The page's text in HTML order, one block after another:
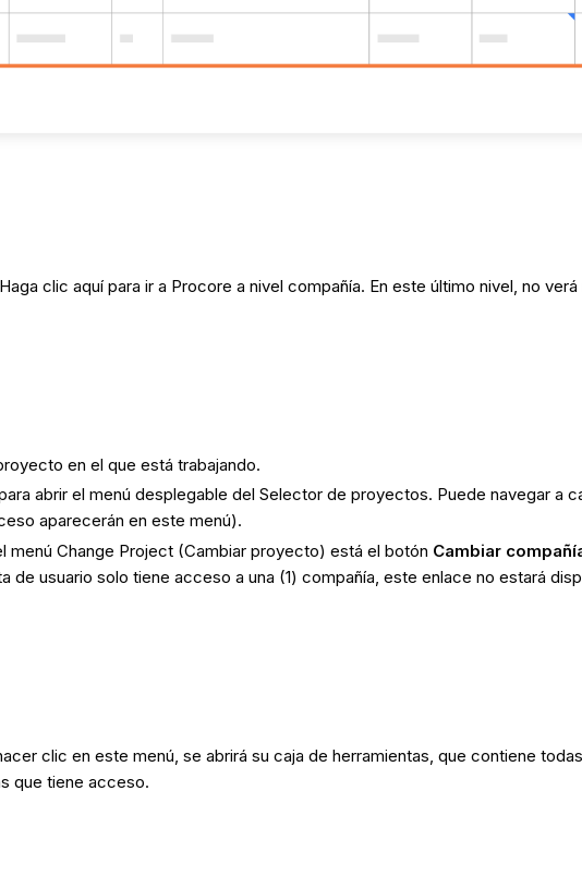
clic aquí para ir a Procore a nivel compañía. En este último nivel, no verá
en el que está trabajando.
abrir el menú desplegable del Selector de proyectos. Puede navegar
aparecerán en este menú).
menú Change Project (Cambiar proyecto) está el botón Cambiar
de usuario solo tiene acceso a una (1) compañía, este enlace no estará
clic en este menú, se abrirá su caja de herramientas, que contiene
que tiene acceso.